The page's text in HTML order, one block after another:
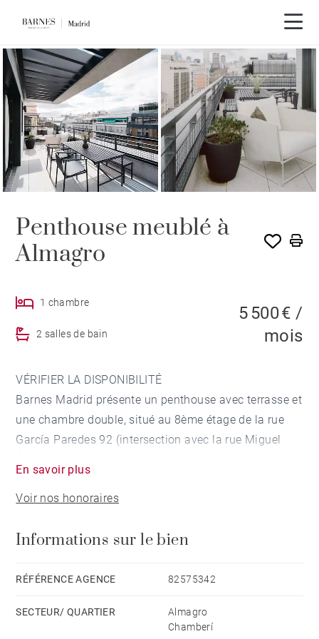
Penthouse meublé à
Almagro
1 chambre
2 salles de bain
5 500 € /
mois
VÉRIFIER LA DISPONIBILITÉ
Barnes Madrid présente un penthouse avec terrasse et
une chambre double, situé au 8ème étage de la rue
García Paredes 92 (intersection avec la rue Miguel
côté du Paseo de la Castellana, le centre d'affaires de
la capitale, et à deux pas des quartiers de Chamberí et
la ville et les boutiques les plus exquises.
Superficie : 80m² + 90m² de terrasse. Dès l'entrée, on
coulissantes en verre qui donnent accès à une partie
En savoir plus
Voir nos honoraires
Informations sur le bien
RÉFÉRENCE AGENCE 82575342
SECTEUR/ QUARTIER
Almagro
Chamberí